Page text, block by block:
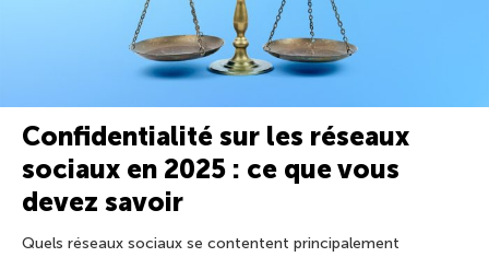
Confidentialité sur les réseaux
sociaux en 2025 : ce que vous
devez savoir
Quels réseaux sociaux se contentent principalement